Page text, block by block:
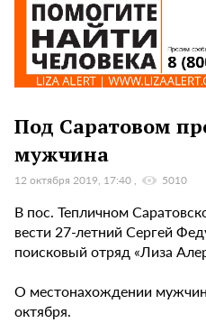
Под Саратовом
мужчина
12 октября 2019, 17:40 5010
В пос. Тепличном
вести 27-летний Сергей
поисковый отряд «Лиза
О местонахождении
октября.